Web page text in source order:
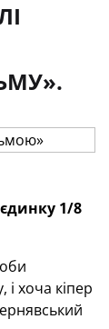
1/8
хоча кіпер